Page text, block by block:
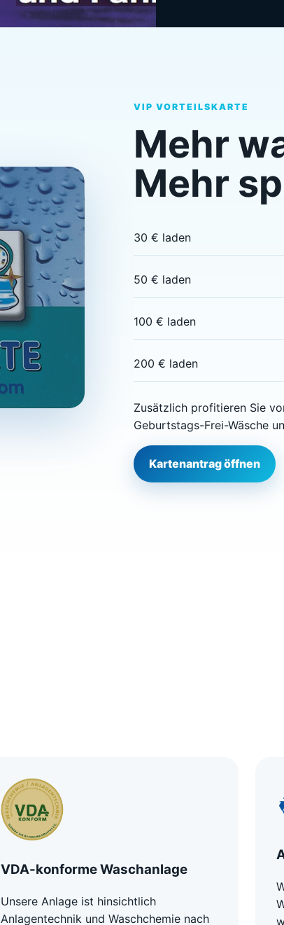
VIP VORTEILSKARTE
Mehr
Mehr
30 € laden
50 € laden
100 € laden
200 € laden
Zusätzlich profitieren Sie
Geburtstags-Frei-Wäsche
Kartenantrag öffnen
VDA-konforme Waschanlage
Unsere Anlage ist hinsichtlich
Anlagentechnik und Waschchemie nach